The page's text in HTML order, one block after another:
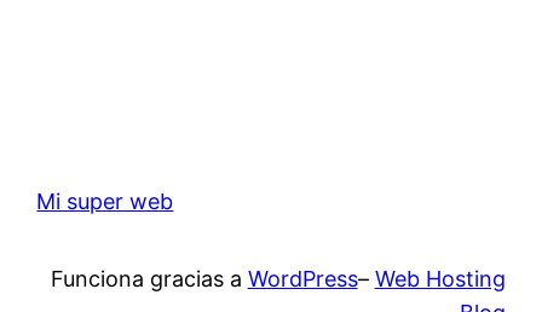
Mi super web
Funciona gracias a WordPress– Web Hosting